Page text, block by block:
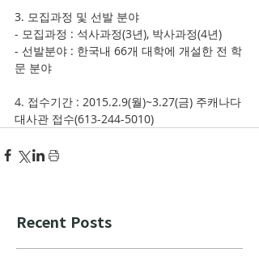
3. 모집과정 및 선발 분야
- 모집과정 : 석사과정(3년), 박사과정(4년)
- 선발분야 : 한국내 66개 대학에 개설한 전 학
문 분야
4. 접수기간 : 2015.2.9(월)~3.27(금) 주캐나다
대사관 접수(613-244-5010)
Recent Posts